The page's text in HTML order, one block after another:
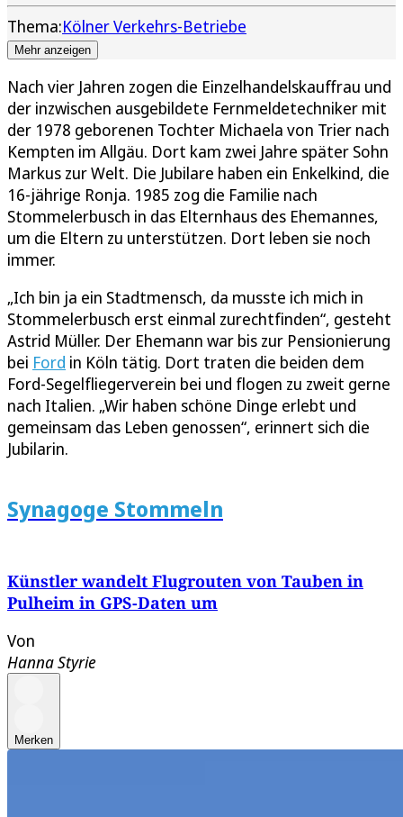
Thema:Kölner Verkehrs-Betriebe
Mehr anzeigen
Nach vier Jahren zogen die Einzelhandelskauffrau und
der inzwischen ausgebildete Fernmeldetechniker mit
der 1978 geborenen Tochter Michaela von Trier nach
Kempten im Allgäu. Dort kam zwei Jahre später Sohn
Markus zur Welt. Die Jubilare haben ein Enkelkind, die
16-jährige Ronja. 1985 zog die Familie nach
Stommelerbusch in das Elternhaus des Ehemannes,
um die Eltern zu unterstützen. Dort leben sie noch
immer.
„Ich bin ja ein Stadtmensch, da musste ich mich in
Stommelerbusch erst einmal zurechtfinden“, gesteht
Astrid Müller. Der Ehemann war bis zur Pensionierung
bei Ford in Köln tätig. Dort traten die beiden dem
Ford-Segelfliegerverein bei und flogen zu zweit gerne
nach Italien. „Wir haben schöne Dinge erlebt und
gemeinsam das Leben genossen“, erinnert sich die
Jubilarin.
Synagoge Stommeln
Künstler wandelt Flugrouten von Tauben in
Pulheim in GPS-Daten um
Von
Hanna Styrie
Merken